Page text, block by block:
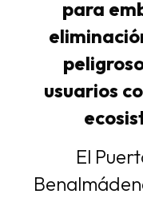
para
usuarios
El